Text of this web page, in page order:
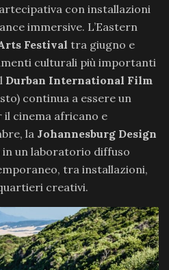
con installazioni
immersive. L’Eastern
Festival tra giugno e
culturali più importanti
Durban International Film
continua a essere un
cinema africano e
la Johannesburg Design
un laboratorio diffuso
tra installazioni,
creativi.